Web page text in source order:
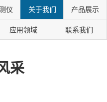
仪 关于我们 产品展示
应用领域 联系我们
采